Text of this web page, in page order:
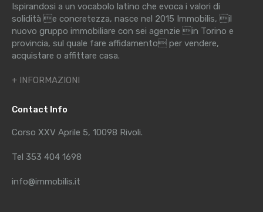
Ispirandosi a un vocabolo latino che evoca i valori di
solidità e concretezza, nasce nel 2015 Immobilis, il
nuovo gruppo immobiliare con sei agenzie in Torino e
provincia, sul quale fare affidamento per vendere,
acquistare o affittare casa.
+ INFORMAZIONI
Contact Info
Corso XXV Aprile 5, 10098 Rivoli.
Tel 353 404 1698
info@immobilis.it